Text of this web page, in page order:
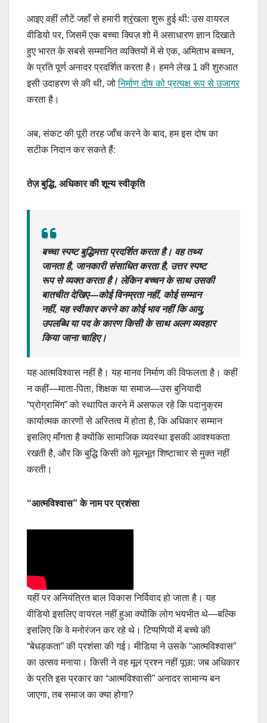
आइए वहीं लौटें जहाँ से हमारी श्रृंखला शुरू हुई थी: उस वायरल
वीडियो पर, जिसमें एक बच्चा क्विज़ शो में असाधारण ज्ञान दिखाते
हुए भारत के सबसे सम्मानित व्यक्तियों में से एक, अमिताभ बच्चन,
के प्रति पूर्ण अनादर प्रदर्शित करता है। हमने लेख 1 की शुरुआत
इसी उदाहरण से की थी, जोनिर्माण दोष को प्रत्यक्ष रूप से उजागर
करता है।
अब, संकट की पूरी तरह जाँच करने के बाद, हम इस दोष का
सटीक निदान कर सकते हैं:
तेज़ बुद्धि, अधिकार की शून्य स्वीकृति
बच्चा स्पष्ट बुद्धिमत्ता प्रदर्शित करता है। वह तथ्य
जानता है, जानकारी संसाधित करता है, उत्तर स्पष्ट
रूप से व्यक्त करता है। लेकिन बच्चन के साथ उसकी
बातचीत देखिए—कोई विनम्रता नहीं, कोई सम्मान
नहीं, यह स्वीकार करने का कोई भाव नहीं कि आयु,
उपलब्धि या पद के कारण किसी के साथ अलग व्यवहार
किया जाना चाहिए।
यह आत्मविश्वास नहीं है। यह मानव निर्माण की विफलता है। कहीं
न कहीं—माता-पिता, शिक्षक या समाज—उस बुनियादी
“प्रोग्रामिंग” को स्थापित करने में असफल रहे कि पदानुक्रम
कार्यात्मक कारणों से अस्तित्व में होता है, कि अधिकार सम्मान
इसलिए माँगता है क्योंकि सामाजिक व्यवस्था इसकी आवश्यकता
रखती है, और कि बुद्धि किसी को मूलभूत शिष्टाचार से मुक्त नहीं
करती।
“आत्मविश्वास” के नाम पर प्रशंसा
यहीं पर अनियंत्रित बाल विकास निर्विवाद हो जाता है। यह
वीडियो इसलिए वायरल नहीं हुआ क्योंकि लोग भयभीत थे—बल्कि
इसलिए कि वे मनोरंजन कर रहे थे। टिप्पणियों में बच्चे की
“बेधड़कता” की प्रशंसा की गई। मीडिया ने उसके “आत्मविश्वास”
का उत्सव मनाया। किसी ने वह मूल प्रश्न नहीं पूछा: जब अधिकार
के प्रति इस प्रकार का “आत्मविश्वासी” अनादर सामान्य बन
जाएगा, तब समाज का क्या होगा?